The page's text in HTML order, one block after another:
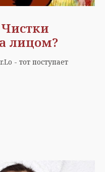
лицом?
- тот поступает